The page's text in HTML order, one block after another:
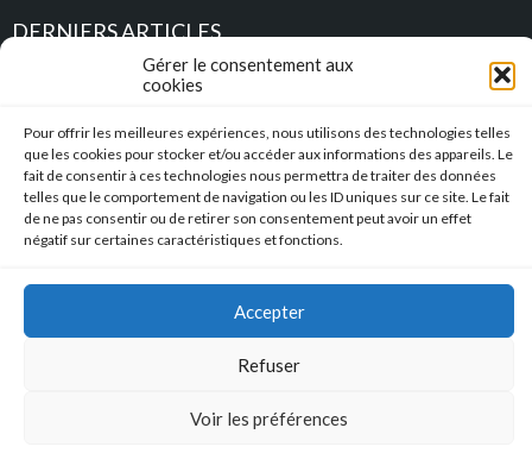
Gérer le consentement aux
cookies
Pour offrir les meilleures expériences, nous utilisons des technologies telles
que les cookies pour stocker et/ou accéder aux informations des appareils. Le
fait de consentir à ces technologies nous permettra de traiter des données
telles que le comportement de navigation ou les ID uniques sur ce site. Le fait
de ne pas consentir ou de retirer son consentement peut avoir un effet
négatif sur certaines caractéristiques et fonctions.
Accepter
Refuser
Voir les préférences
DERNIERS ARTICLES
Place au Terroir – TRESSAN
Soirée d’été
Descente en caisse à savon – Profitez de l’été pour construire vos
caisses à savon !!!
Accessibilité
SIEGEL :: Studio de Création